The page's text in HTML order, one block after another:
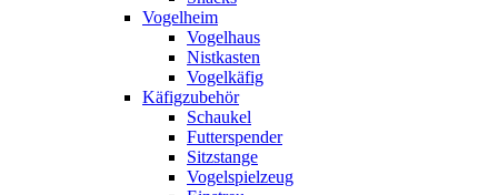
Vogelheim
Vogelhaus
Nistkasten
Vogelkäfig
Käfigzubehör
Schaukel
Futterspender
Sitzstange
Vogelspielzeug